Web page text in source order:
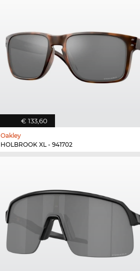
€ 133,60
Oakley
HOLBROOK XL - 941702